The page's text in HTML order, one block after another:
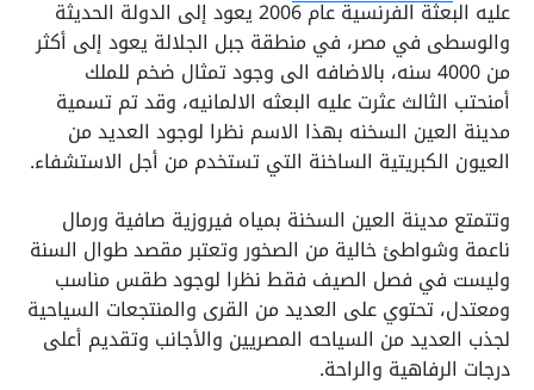
عليه البعثة الفرنسية عام 2006 يعود إلى الدولة الحديثة
والوسطى في مصر، في منطقة جبل الجلالة يعود إلى أكثر
من 4000 سنه، بالاضافه الى وجود تمثال ضخم للملك
أمنحتب الثالث عثرت عليه البعثه الالمانيه، وقد تم تسمية
مدينة العين السخنه بهذا الاسم نظرا لوجود العديد من
العيون الكبريتية الساخنة التي تستخدم من أجل الاستشفاء.
وتتمتع مدينة العين السخنة بمياه فيروزية صافية ورمال
ناعمة وشواطئ خالية من الصخور وتعتبر مقصد طوال السنة
وليست في فصل الصيف فقط نظرا لوجود طقس مناسب
ومعتدل، تحتوي على العديد من القرى والمنتجعات السياحية
لجذب العديد من السياحه المصريين والأجانب وتقديم أعلى
درجات الرفاهية والراحة.